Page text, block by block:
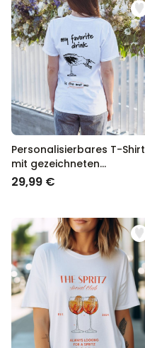
Personalisierbares T-Shirt
mit gezeichneten
Getränken und Text
29,99 €